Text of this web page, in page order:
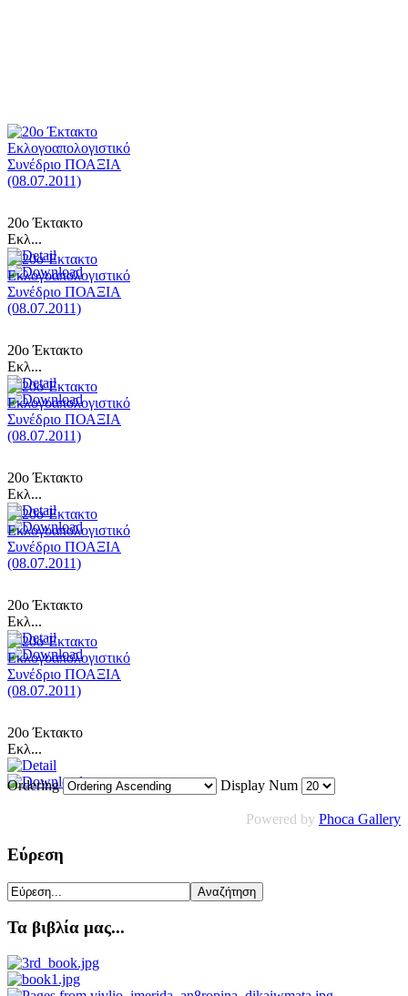
20ο Έκτακτο
Εκλ...
20ο Έκτακτο
Εκλ...
20ο Έκτακτο
Εκλ...
20ο Έκτακτο
Εκλ...
20ο Έκτακτο
Εκλ...
Ordering Display Num
Powered by Phoca Gallery
Εύρεση
Τα βιβλία μας...